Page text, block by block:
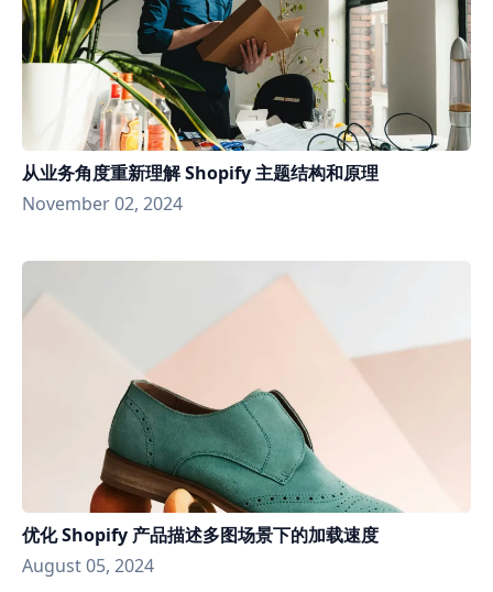
从业务角度重新理解 Shopify 主题结构和原理
November 02, 2024
优化 Shopify 产品描述多图场景下的加载速度
August 05, 2024